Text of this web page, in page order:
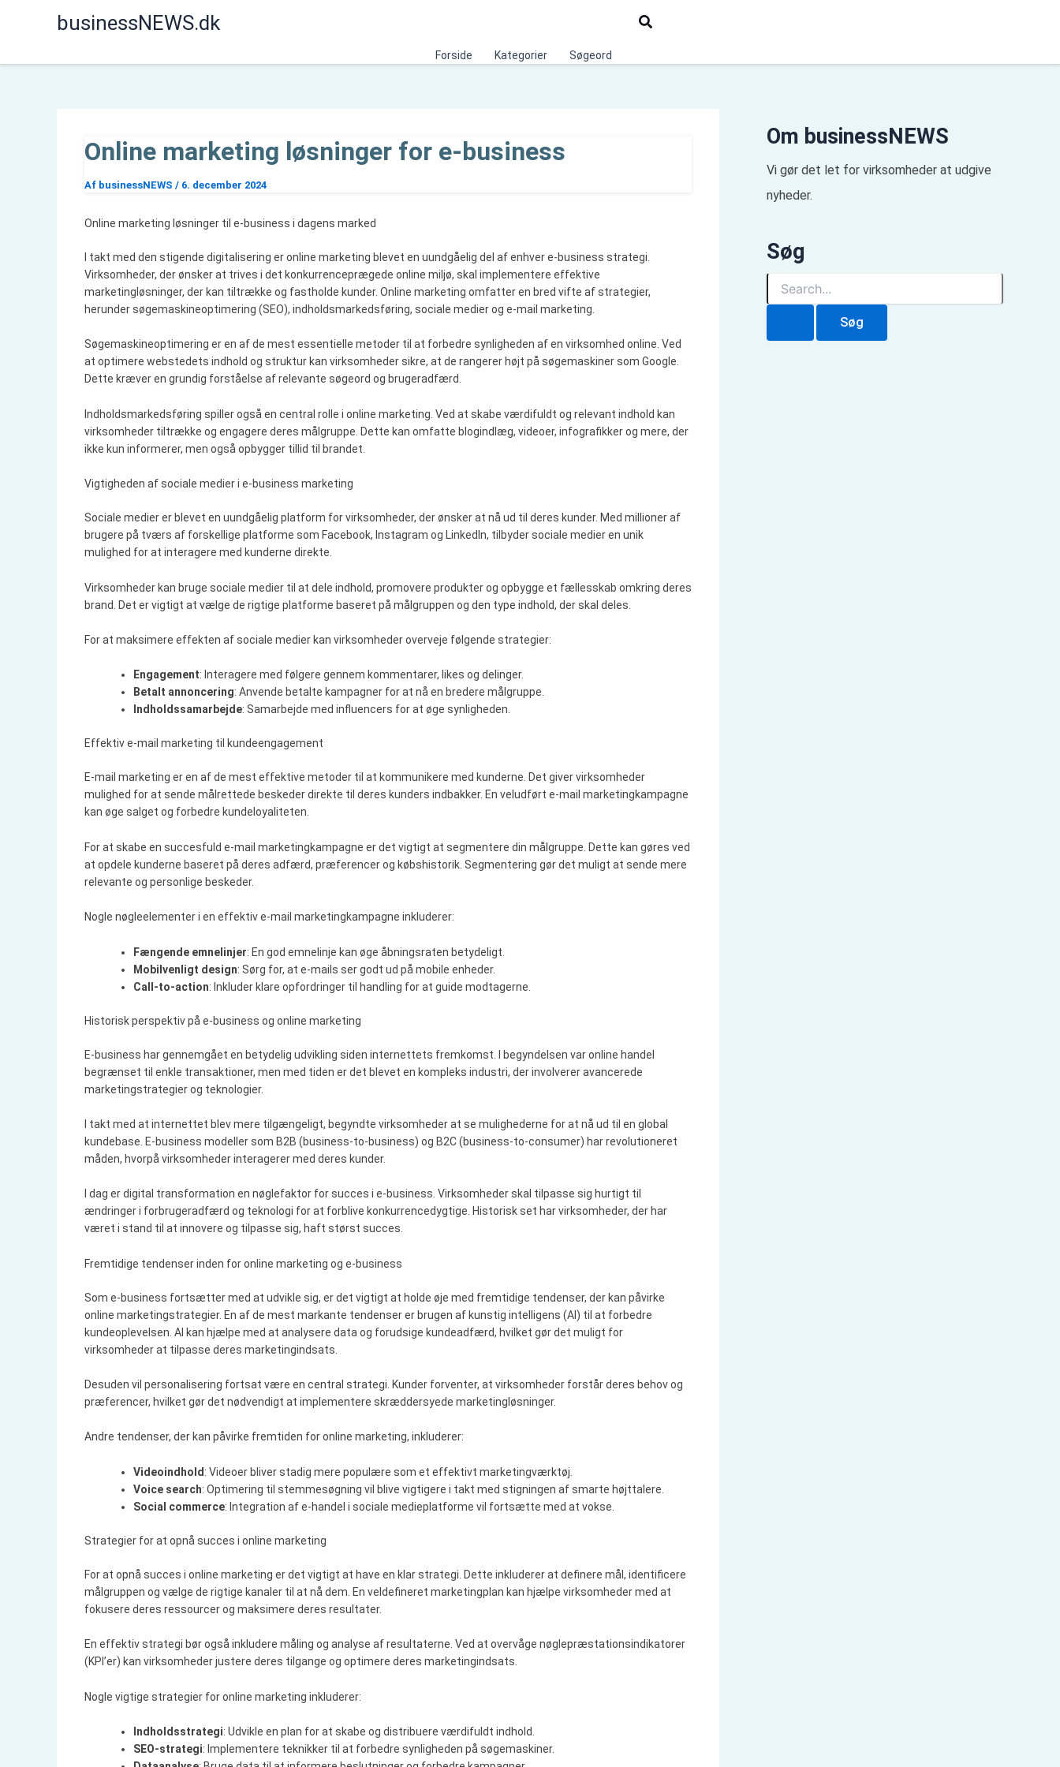
businessNEWS.dk Søg
Forside Kategorier Søgeord
Online marketing løsninger for e-business
Af businessNEWS / 6. december 2024
Online marketing løsninger til e-business i dagens marked
I takt med den stigende digitalisering er online marketing blevet en uundgåelig del af enhver e-business strategi.
Virksomheder, der ønsker at trives i det konkurrenceprægede online miljø, skal implementere effektive
marketingløsninger, der kan tiltrække og fastholde kunder. Online marketing omfatter en bred vifte af strategier,
herunder søgemaskineoptimering (SEO), indholdsmarkedsføring, sociale medier og e-mail marketing.
Søgemaskineoptimering er en af de mest essentielle metoder til at forbedre synligheden af en virksomhed online. Ved
at optimere webstedets indhold og struktur kan virksomheder sikre, at de rangerer højt på søgemaskiner som Google.
Dette kræver en grundig forståelse af relevante søgeord og brugeradfærd.
Indholdsmarkedsføring spiller også en central rolle i online marketing. Ved at skabe værdifuldt og relevant indhold kan
virksomheder tiltrække og engagere deres målgruppe. Dette kan omfatte blogindlæg, videoer, infografikker og mere, der
ikke kun informerer, men også opbygger tillid til brandet.
Vigtigheden af sociale medier i e-business marketing
Sociale medier er blevet en uundgåelig platform for virksomheder, der ønsker at nå ud til deres kunder. Med millioner af
brugere på tværs af forskellige platforme som Facebook, Instagram og LinkedIn, tilbyder sociale medier en unik
mulighed for at interagere med kunderne direkte.
Virksomheder kan bruge sociale medier til at dele indhold, promovere produkter og opbygge et fællesskab omkring deres
brand. Det er vigtigt at vælge de rigtige platforme baseret på målgruppen og den type indhold, der skal deles.
For at maksimere effekten af sociale medier kan virksomheder overveje følgende strategier:
Engagement: Interagere med følgere gennem kommentarer, likes og delinger.
Betalt annoncering: Anvende betalte kampagner for at nå en bredere målgruppe.
Indholdssamarbejde: Samarbejde med influencers for at øge synligheden.
Effektiv e-mail marketing til kundeengagement
E-mail marketing er en af de mest effektive metoder til at kommunikere med kunderne. Det giver virksomheder
mulighed for at sende målrettede beskeder direkte til deres kunders indbakker. En veludført e-mail marketingkampagne
kan øge salget og forbedre kundeloyaliteten.
For at skabe en succesfuld e-mail marketingkampagne er det vigtigt at segmentere din målgruppe. Dette kan gøres ved
at opdele kunderne baseret på deres adfærd, præferencer og købshistorik. Segmentering gør det muligt at sende mere
relevante og personlige beskeder.
Nogle nøgleelementer i en effektiv e-mail marketingkampagne inkluderer:
Fængende emnelinjer: En god emnelinje kan øge åbningsraten betydeligt.
Mobilvenligt design: Sørg for, at e-mails ser godt ud på mobile enheder.
Call-to-action: Inkluder klare opfordringer til handling for at guide modtagerne.
Historisk perspektiv på e-business og online marketing
E-business har gennemgået en betydelig udvikling siden internettets fremkomst. I begyndelsen var online handel
begrænset til enkle transaktioner, men med tiden er det blevet en kompleks industri, der involverer avancerede
marketingstrategier og teknologier.
I takt med at internettet blev mere tilgængeligt, begyndte virksomheder at se mulighederne for at nå ud til en global
kundebase. E-business modeller som B2B (business-to-business) og B2C (business-to-consumer) har revolutioneret
måden, hvorpå virksomheder interagerer med deres kunder.
I dag er digital transformation en nøglefaktor for succes i e-business. Virksomheder skal tilpasse sig hurtigt til
ændringer i forbrugeradfærd og teknologi for at forblive konkurrencedygtige. Historisk set har virksomheder, der har
været i stand til at innovere og tilpasse sig, haft størst succes.
Fremtidige tendenser inden for online marketing og e-business
Som e-business fortsætter med at udvikle sig, er det vigtigt at holde øje med fremtidige tendenser, der kan påvirke
online marketingstrategier. En af de mest markante tendenser er brugen af kunstig intelligens (AI) til at forbedre
kundeoplevelsen. AI kan hjælpe med at analysere data og forudsige kundeadfærd, hvilket gør det muligt for
virksomheder at tilpasse deres marketingindsats.
Desuden vil personalisering fortsat være en central strategi. Kunder forventer, at virksomheder forstår deres behov og
præferencer, hvilket gør det nødvendigt at implementere skræddersyede marketingløsninger.
Andre tendenser, der kan påvirke fremtiden for online marketing, inkluderer:
Videoindhold : Videoer bliver stadig mere populære som et effektivt marketingværktøj.
Voice search: Optimering til stemmesøgning vil blive vigtigere i takt med stigningen af smarte højttalere.
Social commerce: Integration af e-handel i sociale medieplatforme vil fortsætte med at vokse.
Strategier for at opnå succes i online marketing
For at opnå succes i online marketing er det vigtigt at have en klar strategi. Dette inkluderer at definere mål, identificere
målgruppen og vælge de rigtige kanaler til at nå dem. En veldefineret marketingplan kan hjælpe virksomheder med at
fokusere deres ressourcer og maksimere deres resultater.
En effektiv strategi bør også inkludere måling og analyse af resultaterne. Ved at overvåge nøglepræstationsindikatorer
(KPI’er) kan virksomheder justere deres tilgange og optimere deres marketingindsats.
Nogle vigtige strategier for online marketing inkluderer:
Indholdsstrategi: Udvikle en plan for at skabe og distribuere værdifuldt indhold.
SEO-strategi: Implementere teknikker til at forbedre synligheden på søgemaskiner.
Om businessNEWS
Vi gør det let for virksomheder at udgive
nyheder.
Søg
f